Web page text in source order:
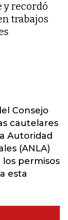
recordó
trabajos
Consejo
cautelares
Autoridad
(ANLA)
permisos
esta